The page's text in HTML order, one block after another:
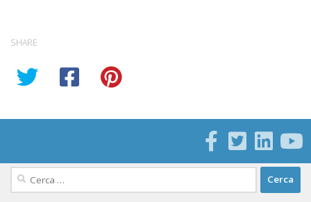
SHARE
Ricerca